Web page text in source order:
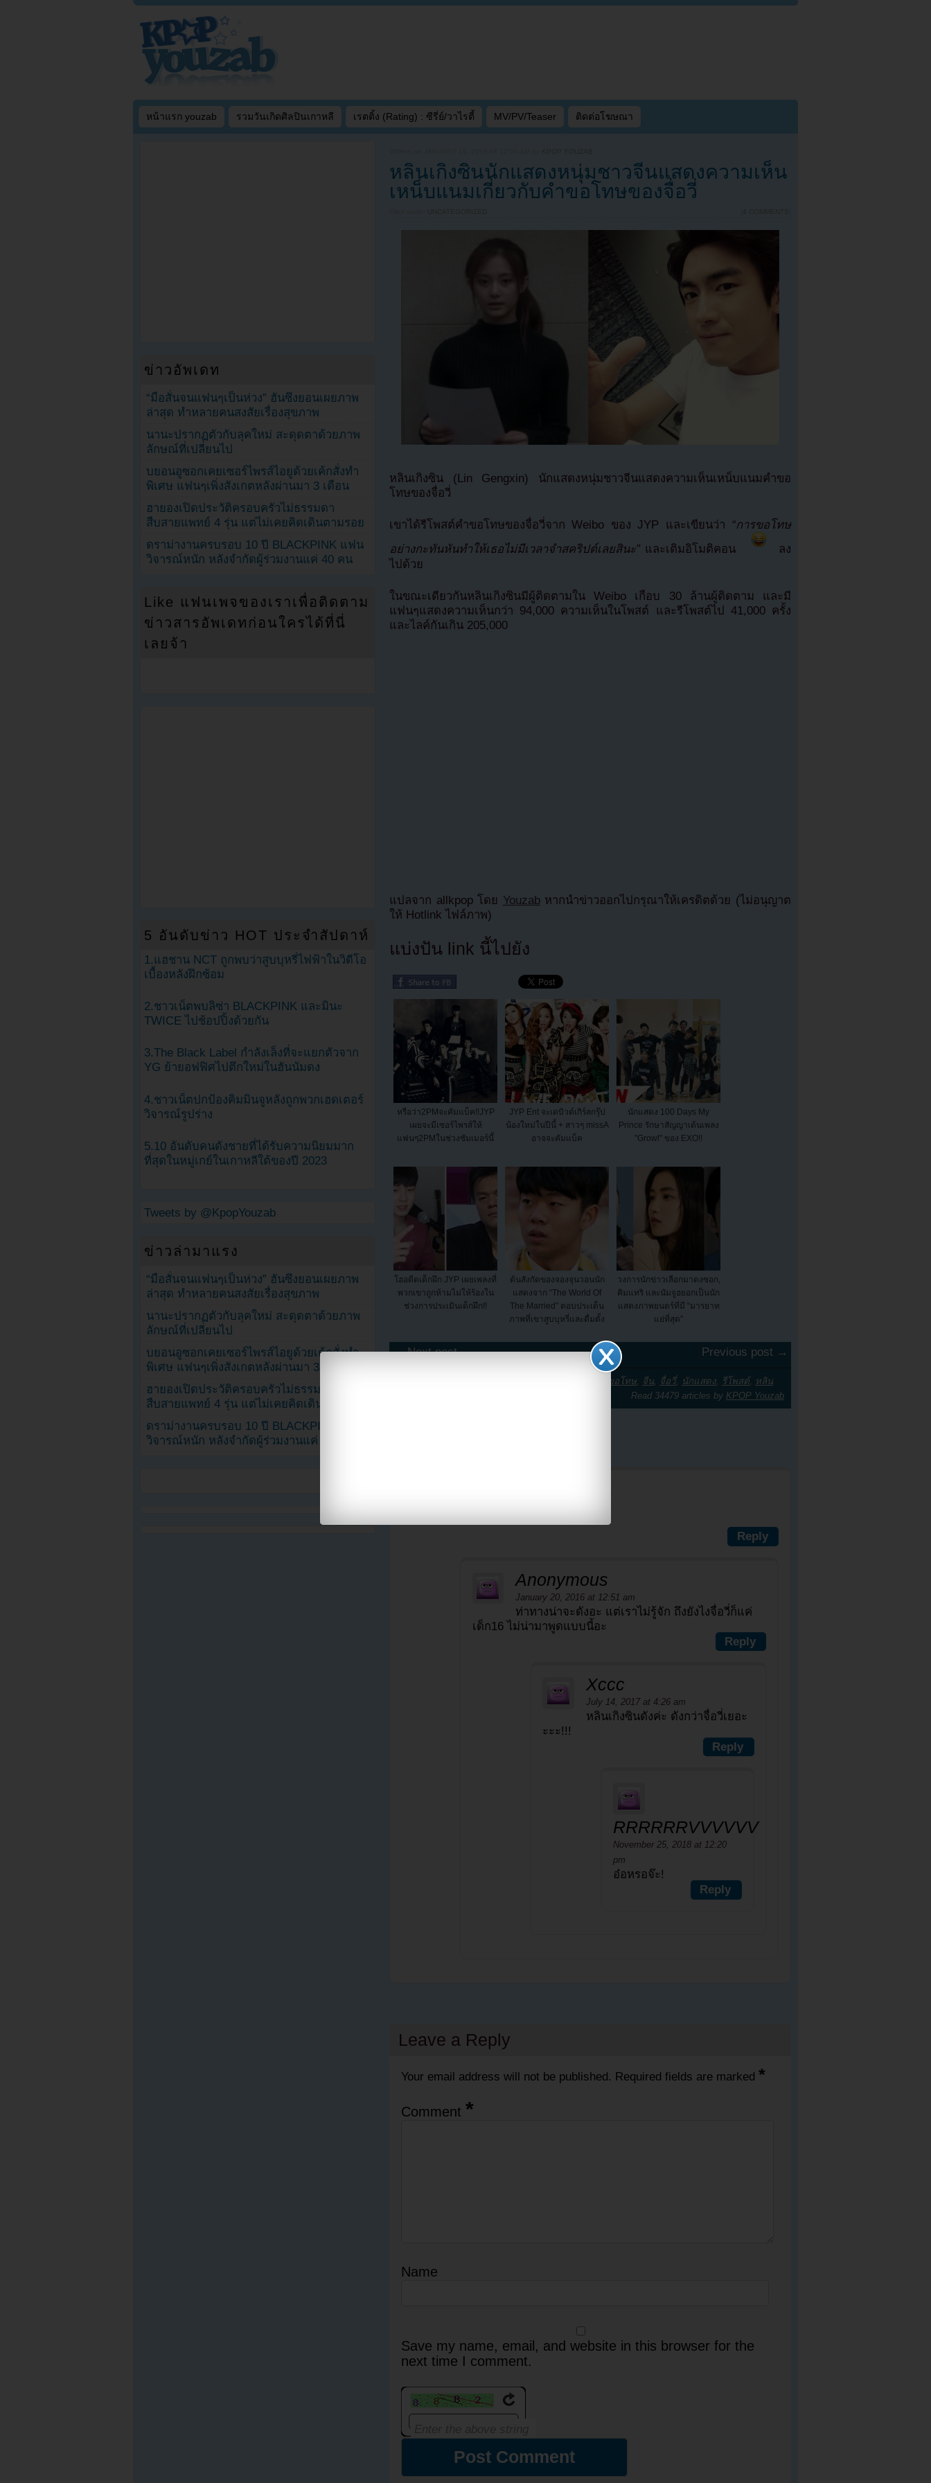
หน้าแรก youzab รวมวันเกิดศิลปินเกาหลี เรตติ้ง (Rating) : ซีรี่ย์/วาไรตี้ MV/PV/Teaser ติดต่อโฆษณา
KPOP YOUZAB
หลินเกิงซินนักแสดงหนุ่มชาวจีนแสดงความเห็น
เหน็บแนมเกี่ยวกับคำขอโทษของจื่อวี่
UNCATEGORIZED 4 COMMENTS
หลินเกิงซิน (Lin Gengxin) นักแสดงหนุ่มชาวจีนแสดงความเห็นเหน็บแนมคำขอ
โทษของจื่อวี่
เขาได้รีโพสต์คำขอโทษของจื่อวี่จาก Weibo ของ JYP และเขียนว่า “การขอโทษ
อย่างกะทันหันทำให้เธอไม่มีเวลาจำสคริปต์เลยสินะ” และเติมอิโมติคอน
ลง
ไปด้วย
ในขณะเดียวกันหลินเกิงซินมีผู้ติดตามใน Weibo เกือบ 30 ล้านผู้ติดตาม และมี
แฟนๆแสดงความเห็นกว่า 94,000 ความเห็นในโพสต์ และรีโพสต์ไป 41,000 ครั้ง
และไลค์กันเกิน 205,000
แปลจาก allkpop โดย Youzabหากนำข่าวออกไปกรุณาให้เครดิตด้วย (ไม่อนุญาต
ให้ Hotlink ไฟล์ภาพ)
แบ่งปัน link นี้ไปยัง
หรือว่า2PMจะคัมแบ็ค!!JYP
เผยจะมีเซอร์ไพรส์ให้
แฟนๆ2PMในช่วงซัมเมอร์นี้
JYP Ent จะเดบิวต์เกิร์ลกรุ๊ป
น้องใหม่ในปีนี้ + สาวๆ missA
อาจจะคัมแบ็ค
นักแสดง 100 Days My
Prince รักษาสัญญาเต้นเพลง
"Growl" ของ EXO!!
โฮอดีตเด็กฝึก JYP เผยเพลงที่
พวกเขาถูกห้ามไม่ให้ร้องใน
ช่วงการประเมินเด็กฝึก!!
ต้นสังกัดของจองจุนวอนนัก
แสดงจาก “The World Of
The Married” ตอบประเด็น
ภาพที่เขาสูบบุหรี่และดื่มตั้ง
วงการนักข่าวเลือกมาดงซอก,
คิมแทริ และนัมจูฮยอกเป็นนัก
แสดงภาพยนตร์ที่มี “มารยาท
แย่ที่สุด”
← Next post Previous post →
คำขอโทษ, จีน, จื่อวี่, นักแสดง, รีโพสต์, หลิน
Read 34479 articles by KPOP Youzab
Reply
Anonymous
January 20, 2016 at 12:51 am
ท่าทางน่าจะดังอะ แต่เราไม่รู้จัก ถึงยังไงจื่อวี่ก็แค่
เด็ก16 ไม่น่ามาพูดแบบนี้อะ
Reply
Xccc
July 14, 2017 at 4:26 am
หลินเกิงซินดังค่ะ ดังกว่าจื่อวี่เยอะ
ะะะ!!!
Reply
RRRRRRVVVVVV
November 25, 2018 at 12:20
pm
อ๋อหรอจ๊ะ!
Reply
Leave a Reply
Your email address will not be published. Required fields are marked *
Comment *
Name
Save my name, email, and website in this browser for the
next time I comment.
ข่าวอัพเดท
“มือสั่นจนแฟนๆเป็นห่วง” ฮันซึงยอนเผยภาพ
ล่าสุด ทำหลายคนสงสัยเรื่องสุขภาพ
นานะปรากฏตัวกับลุคใหม่ สะดุดตาด้วยภาพ
ลักษณ์ที่เปลี่ยนไป
บยอนอูซอกเคยเซอร์ไพรส์ไอยูด้วยเค้กสั่งทำ
พิเศษ แฟนๆเพิ่งสังเกตหลังผ่านมา 3 เดือน
ฮายองเปิดประวัติครอบครัวไม่ธรรมดา
สืบสายแพทย์ 4 รุ่น แต่ไม่เคยคิดเดินตามรอย
ดราม่างานครบรอบ 10 ปี BLACKPINK แฟน
วิจารณ์หนัก หลังจำกัดผู้ร่วมงานแค่ 40 คน
Like แฟนเพจของเราเพื่อติดตาม
ข่าวสารอัพเดทก่อนใครได้ที่นี่
เลยจ้า
5 อันดับข่าว HOT ประจำสัปดาห์
1.แฮชาน NCT ถูกพบว่าสูบบุหรี่ไฟฟ้าในวิดีโอ
เบื้องหลังฝึกซ้อม
2.ชาวเน็ตพบลิซ่า BLACKPINK และมินะ
TWICE ไปช้อปปิ้งด้วยกัน
3.The Black Label กำลังเล็งที่จะแยกตัวจาก
YG ย้ายอฟฟิศไปตึกใหม่ในฮันนัมดง
4.ชาวเน็ตปกป้องคิมมินจูหลังถูกพวกเฮดเตอร์
วิจารณ์รูปร่าง
5.10 อันดับคนดังชายที่ได้รับความนิยมมาก
ที่สุดในหมู่เกย์ในเกาหลีใต้ของปี 2023
Tweets by @KpopYouzab
ข่าวล่ามาแรง
“มือสั่นจนแฟนๆเป็นห่วง” ฮันซึงยอนเผยภาพ
ล่าสุด ทำหลายคนสงสัยเรื่องสุขภาพ
นานะปรากฏตัวกับลุคใหม่ สะดุดตาด้วยภาพ
ลักษณ์ที่เปลี่ยนไป
บยอนอูซอกเคยเซอร์ไพรส์ไอยูด้วยเค้กสั่งทำ
พิเศษ แฟนๆเพิ่งสังเกตหลังผ่านมา 3 เดือน
ฮายองเปิดประวัติครอบครัวไม่ธรรมดา
สืบสายแพทย์ 4 รุ่น แต่ไม่เคยคิดเดินตามรอย
ดราม่างานครบรอบ 10 ปี BLACKPINK แฟน
วิจารณ์หนัก หลังจำกัดผู้ร่วมงานแค่ 40 คน